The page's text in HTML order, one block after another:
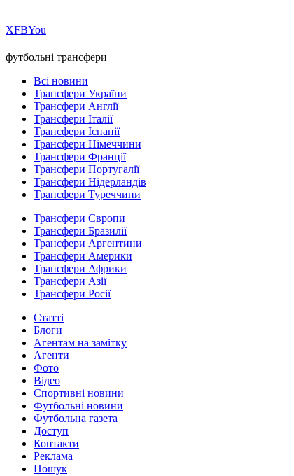
ХFBYou
футбольні трансфери
Всі новини
Трансфери України
Трансфери Англії
Трансфери Італії
Трансфери Іспанії
Трансфери Німеччини
Трансфери Франції
Трансфери Португалії
Трансфери Нідерландів
Трансфери Туреччини
Трансфери Європи
Трансфери Бразилії
Трансфери Аргентини
Трансфери Америки
Трансфери Африки
Трансфери Азії
Трансфери Росії
Статті
Блоги
Агентам на замітку
Агенти
Фото
Відео
Спортивні новини
Футбольні новини
Футбольна газета
Доступ
Контакти
Реклама
Пошук